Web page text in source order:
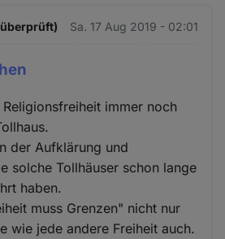
Sa. 17 Aug 2019 - 02:01
immer noch
der Aufklärung und
solche Tollhäuser schon lange
haben.
muss Grenzen" nicht nur
wie jede andere Freiheit auch.